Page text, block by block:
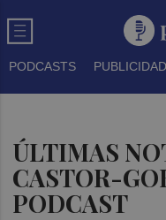
PODCASTS PUBLICIDAD
ÚLTIMAS
CASTOR-
PODCAST